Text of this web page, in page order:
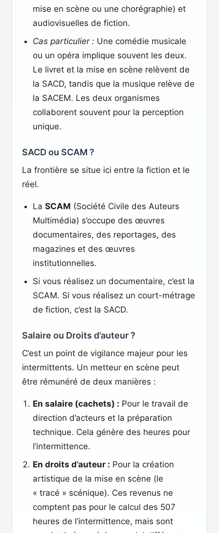
mise en scène ou une chorégraphie) et
audiovisuelles de fiction.
Cas particulier : Une comédie musicale
ou un opéra implique souvent les deux.
Le livret et la mise en scène relèvent de
la SACD, tandis que la musique relève de
la SACEM. Les deux organismes
collaborent souvent pour la perception
unique.
SACD ou SCAM ?
La frontière se situe ici entre la fiction et le
réel.
La SCAM (Société Civile des Auteurs
Multimédia) s’occupe des œuvres
documentaires, des reportages, des
magazines et des œuvres
institutionnelles.
Si vous réalisez un documentaire, c’est la
SCAM. Si vous réalisez un court-métrage
de fiction, c’est la SACD.
Salaire ou Droits d’auteur ?
C’est un point de vigilance majeur pour les
intermittents. Un metteur en scène peut
être rémunéré de deux manières :
En salaire (cachets) : Pour le travail de
direction d’acteurs et la préparation
technique. Cela génère des heures pour
l’intermittence.
En droits d’auteur : Pour la création
artistique de la mise en scène (le
« tracé » scénique). Ces revenus ne
comptent pas pour le calcul des 507
heures de l’intermittence, mais sont